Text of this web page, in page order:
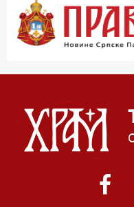
00.03 Гугл пита
01.03 Живе речи -
*најважније вести